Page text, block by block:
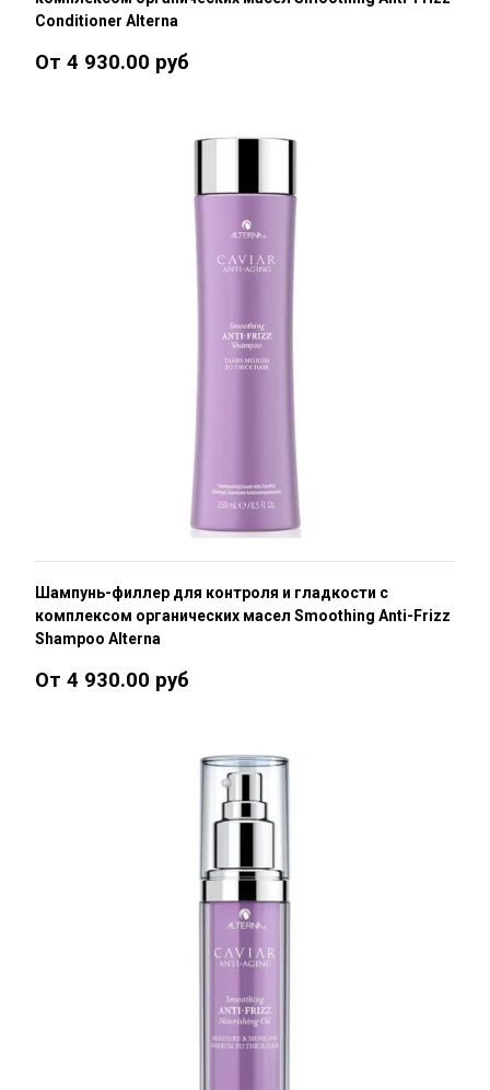
Conditioner Alterna
От 4 930.00 руб
Шампунь-филлер для контроля и гладкости с
комплексом органических масел Smoothing Anti-Frizz
Shampoo Alterna
От 4 930.00 руб